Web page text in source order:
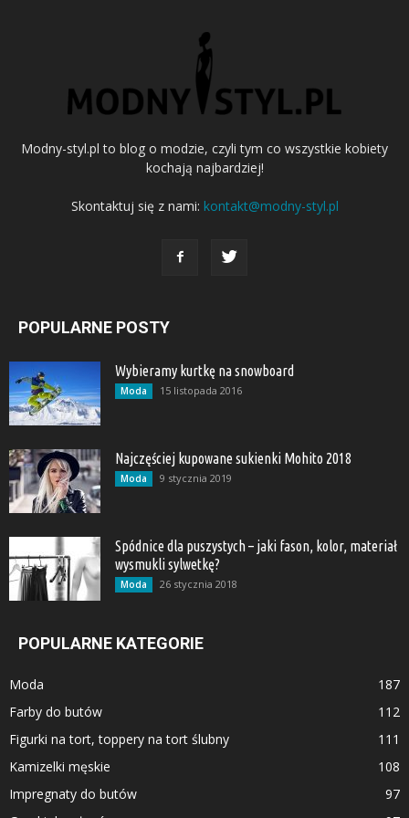
Modny-styl.pl to blog o modzie, czyli tym co wszystkie kobiety
kochają najbardziej!
Skontaktuj się z nami: kontakt@modny-styl.pl
POPULARNE POSTY
Wybieramy kurtkę na snowboard
Moda 15 listopada 2016
Najczęściej kupowane sukienki Mohito 2018
Moda 9 stycznia 2019
Spódnice dla puszystych – jaki fason, kolor, materiał
wysmukli sylwetkę?
Moda 26 stycznia 2018
POPULARNE KATEGORIE
Moda
187
Farby do butów
112
Figurki na tort, toppery na tort ślubny
111
Kamizelki męskie
108
Impregnaty do butów
97